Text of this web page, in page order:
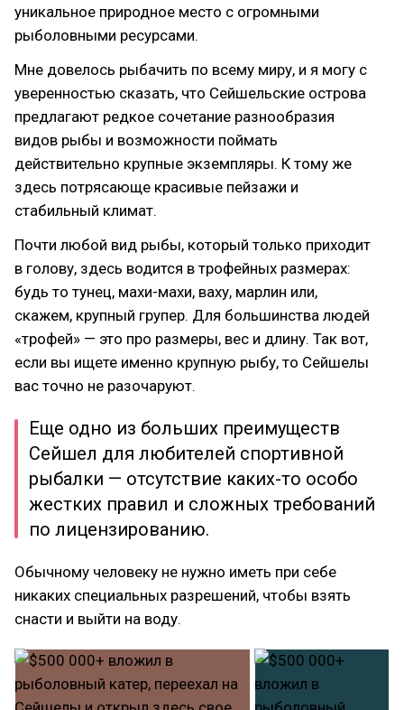
уникальное природное место с огромными
рыболовными ресурсами.
Мне довелось рыбачить по всему миру, и я могу с
уверенностью сказать, что Сейшельские острова
предлагают редкое сочетание разнообразия
видов рыбы и возможности поймать
действительно крупные экземпляры. К тому же
здесь потрясающе красивые пейзажи и
стабильный климат.
Почти любой вид рыбы, который только приходит
в голову, здесь водится в трофейных размерах:
будь то тунец, махи-махи, ваху, марлин или,
скажем, крупный групер. Для большинства людей
«трофей» — это про размеры, вес и длину. Так вот,
если вы ищете именно крупную рыбу, то Сейшелы
вас точно не разочаруют.
Еще одно из больших преимуществ
Сейшел для любителей спортивной
рыбалки — отсутствие каких-то особо
жестких правил и сложных требований
по лицензированию.
Обычному человеку не нужно иметь при себе
никаких специальных разрешений, чтобы взять
снасти и выйти на воду.